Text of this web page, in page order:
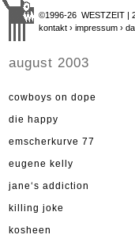
©1996-26 WESTZEIT |
kontakt › impressum ›
august 2003
cowboys on dope
die happy
emscherkurve 77
eugene kelly
jane‘s addiction
killing joke
kosheen